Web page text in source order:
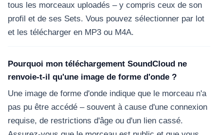
tous les morceaux uploadés – y compris ceux de son
profil et de ses Sets. Vous pouvez sélectionner par lot
et les télécharger en MP3 ou M4A.
Pourquoi mon téléchargement SoundCloud ne
renvoie-t-il qu'une image de forme d'onde ?
Une image de forme d'onde indique que le morceau n'a
pas pu être accédé – souvent à cause d'une connexion
requise, de restrictions d'âge ou d'un lien cassé.